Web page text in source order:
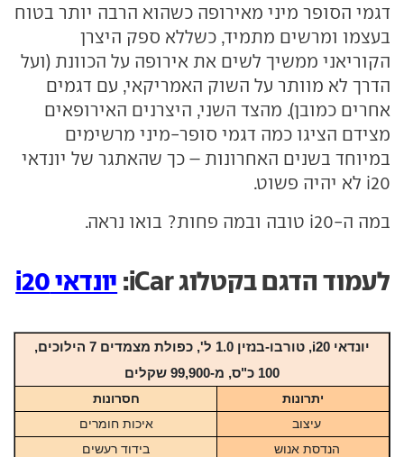
דגמי הסופר מיני מאירופה כשהוא הרבה יותר בטוח
בעצמו ומרשים מתמיד, כשללא ספק היצרן
הקוריאני ממשיך לשים את אירופה על הכוונת (ועל
הדרך לא מוותר על השוק האמריקאי, עם דגמים
אחרים כמובן). מהצד השני, היצרנים האירופאים
מצידם הציגו כמה דגמי סופר-מיני מרשימים
במיוחד בשנים האחרונות – כך שהאתגר של יונדאי
i20 לא יהיה פשוט.
במה ה-i20 טובה ובמה פחות? בואו נראה.
לעמוד הדגם בקטלוג iCar: יונדאי i20
יונדאי i20, טורבו-בנזין 1.0 ל', כפולת מצמדים 7 הילוכים,
100 כ"ס, מ-99,900 שקלים
יתרונות
חסרונות
עיצוב
איכות חומרים
הנדסת אנוש
בידוד רעשים